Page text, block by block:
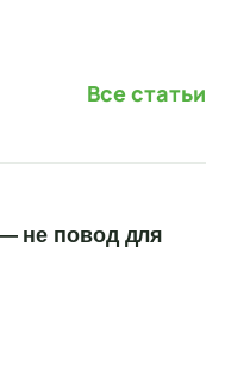
Все статьи
не повод для